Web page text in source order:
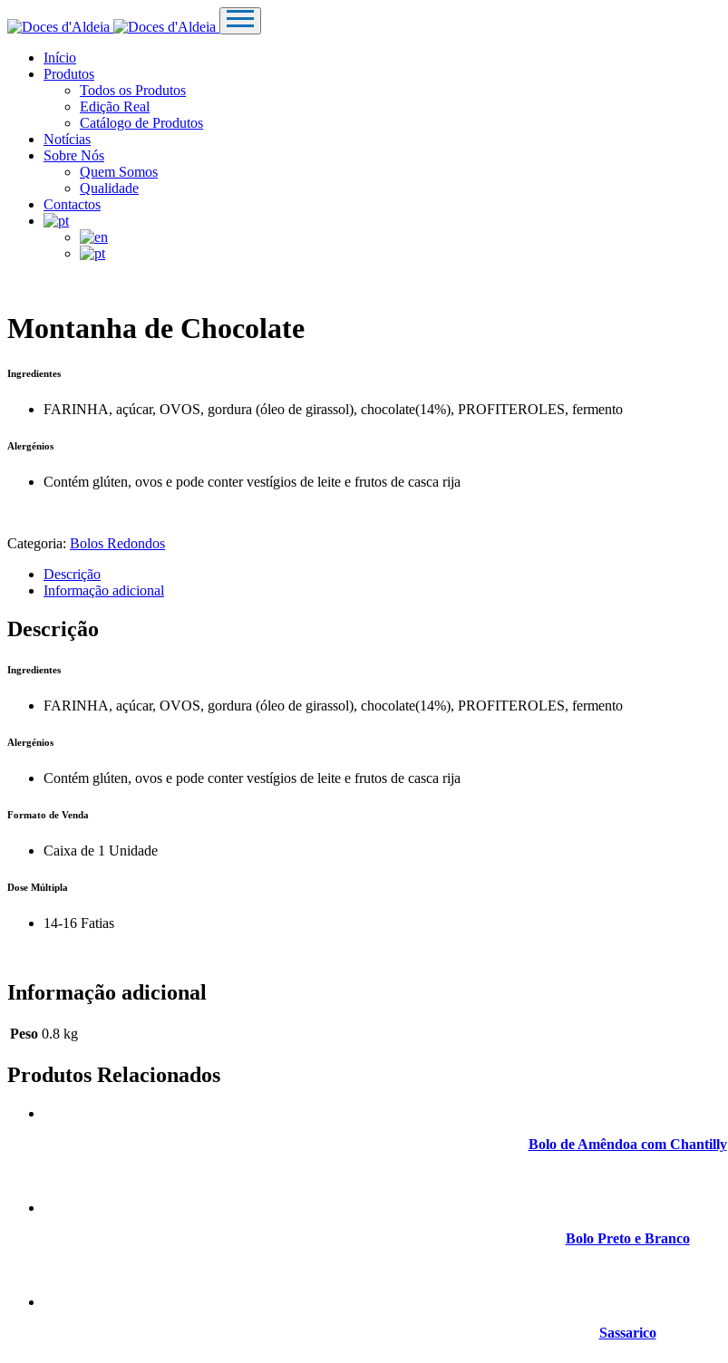
Início
Produtos
Todos os Produtos
Edição Real
Catálogo de Produtos
Notícias
Sobre Nós
Quem Somos
Qualidade
Contactos
Montanha de Chocolate
Ingredientes
FARINHA, açúcar, OVOS, gordura (óleo de girassol), chocolate(14%), PROFITEROLES, fermento
Alergénios
Contém glúten, ovos e pode conter vestígios de leite e frutos de casca rija
Categoria: Bolos Redondos
Descrição
Informação adicional
Descrição
Ingredientes
FARINHA, açúcar, OVOS, gordura (óleo de girassol), chocolate(14%), PROFITEROLES, fermento
Alergénios
Contém glúten, ovos e pode conter vestígios de leite e frutos de casca rija
Formato de Venda
Caixa de 1 Unidade
Dose Múltipla
14-16 Fatias
Informação adicional
Peso 0.8 kg
Produtos Relacionados
Bolo de Amêndoa com Chantilly
Bolo Preto e Branco
Sassarico